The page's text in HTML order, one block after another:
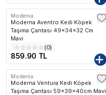
Kargo Bedava
Moderna
Moderna Aventro Kedi Köpek
Taşıma Çantası 49x34x32 Cm
Mavi
(0)
859.90 TL
Kargo Bedava
Moderna
Moderna Ventura Kedi Köpek
Taşıma Çantası 59x39x40cm Mavi